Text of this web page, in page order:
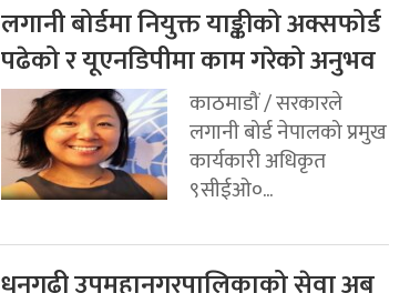
लगानी बोर्डमा नियुक्त याङ्कीको अक्सफोर्ड
पढेको र यूएनडिपीमा काम गरेको अनुभव
काठमाडौं / सरकारले
लगानी बोर्ड नेपालको प्रमुख
कार्यकारी अधिकृत
९सीईओ०...